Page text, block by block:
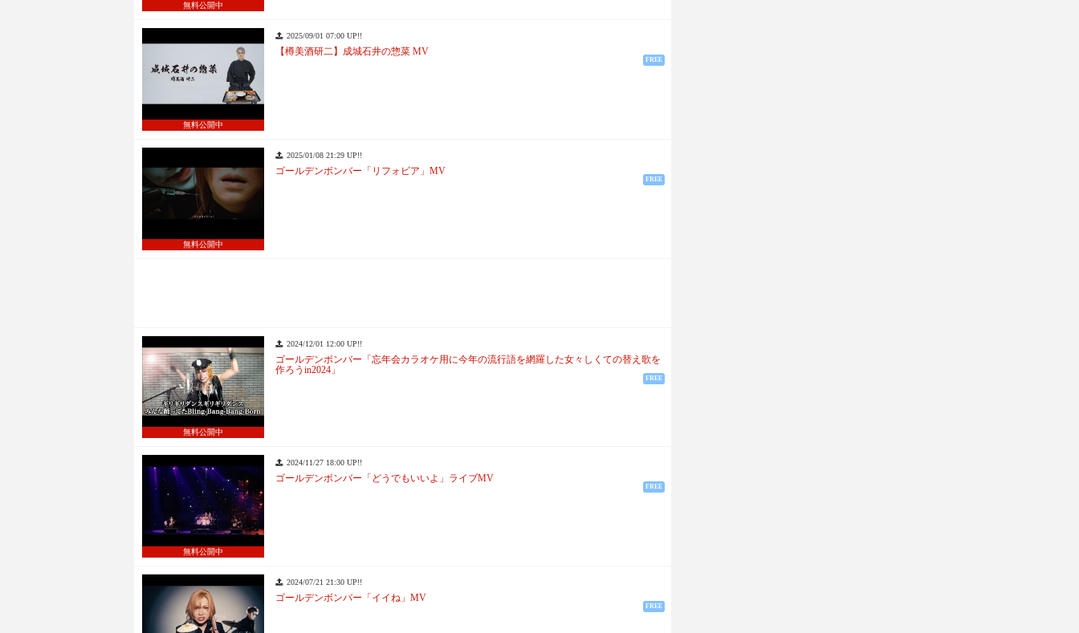
無料公開中
無料公開中
2025/09/01 07:00 UP!!
【樽美酒研二】成城石井の惣菜 MV
FREE
無料公開中
2025/01/08 21:29 UP!!
ゴールデンボンバー「リフォビア」MV
FREE
無料公開中
2024/12/01 12:00 UP!!
ゴールデンボンバー「忘年会カラオケ用に今年の流行語を網羅した女々しくての替え歌を
作ろうin2024」
FREE
無料公開中
2024/11/27 18:00 UP!!
ゴールデンボンバー「どうでもいいよ」ライブMV
FREE
2024/07/21 21:30 UP!!
ゴールデンボンバー「イイね」MV
FREE